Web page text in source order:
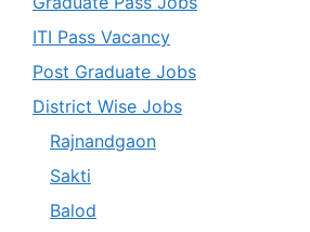
ITI Pass Vacancy
Post Graduate Jobs
District Wise Jobs
Rajnandgaon
Sakti
Balod